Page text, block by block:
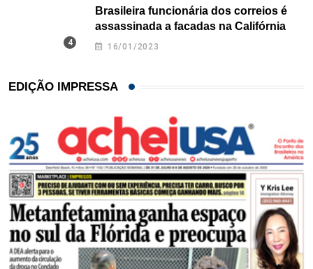
Brasileira funcionária dos correios é
assassinada a facadas na Califórnia
16/01/2023
EDIÇÃO IMPRESSA